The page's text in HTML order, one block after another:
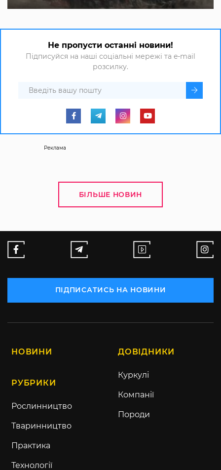
Не пропусти останні новини!
Підписуйся на наші соціальні мережі та e-mail
розсилку.
Реклама
БІЛЬШЕ НОВИН
ПІДПИСАТИСЬ НА НОВИНИ
НОВИНИ
РУБРИКИ
Рослинництво
Тваринництво
Практика
Технології
ДОВІДНИКИ
Куркулі
Компанії
Породи